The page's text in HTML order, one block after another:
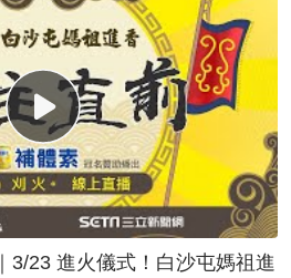
3/23 進火儀式！白沙屯媽祖進